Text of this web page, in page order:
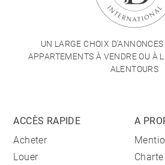
UN LARGE CHOIX
APPARTEMENTS À VENDRE OU À
ALENTOURS
ACCÈS RAPIDE
Acheter
Louer
A